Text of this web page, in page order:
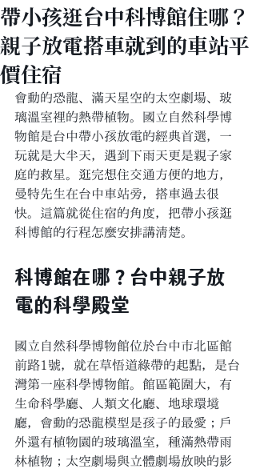
帶小孩逛台中科博館住哪？
親子放電搭車就到的車站平
價住宿
會動的恐龍、滿天星空的太空劇場、玻
璃溫室裡的熱帶植物。國立自然科學博
物館是台中帶小孩放電的經典首選，一
玩就是大半天，遇到下雨天更是親子家
庭的救星。逛完想住交通方便的地方，
曼特先生在台中車站旁，搭車過去很
快。這篇就從住宿的角度，把帶小孩逛
科博館的行程怎麼安排講清楚。
科博館在哪？台中親子放
電的科學殿堂
國立自然科學博物館位於台中市北區館
前路1號，就在草悟道綠帶的起點，是台
灣第一座科學博物館。館區範圍大，有
生命科學廳、人類文化廳、地球環境
廳，會動的恐龍模型是孩子的最愛；戶
外還有植物園的玻璃溫室，種滿熱帶雨
林植物；太空劇場與立體劇場放映的影